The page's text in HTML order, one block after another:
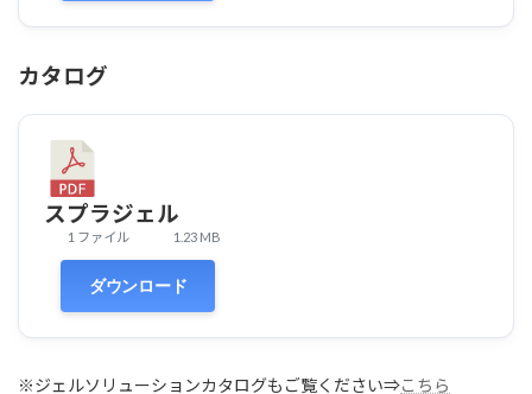
カタログ
スプラジェル
1 ファイル 1.23 MB
ダウンロード
※ジェルソリューションカタログもご覧ください⇒こちら